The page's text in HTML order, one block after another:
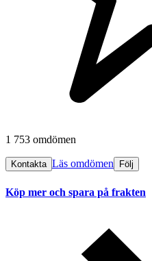
1 753 omdömen
Kontakta Läs omdömen Följ
Köp mer och spara på frakten